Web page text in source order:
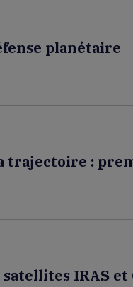
planétaire
trajectoire :
IRAS et